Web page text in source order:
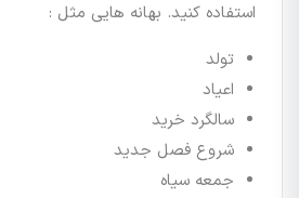
استفاده کنید. بهانه هایی مثل :
تولد
اعیاد
سالگرد خرید
شروع فصل جدید
جمعه سیاه